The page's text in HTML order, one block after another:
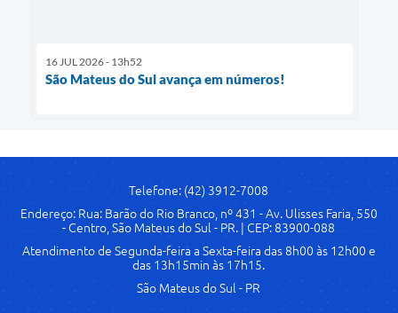
16 JUL 2026 - 13h52
São Mateus do Sul avança em números!
Telefone: (42) 3912-7008
Endereço: Rua: Barão do Rio Branco, nº 431 - Av. Ulisses Faria, 550
- Centro, São Mateus do Sul - PR. | CEP: 83900-088
Atendimento de Segunda-feira a Sexta-feira das 8h00 às 12h00 e
das 13h15min às 17h15.
São Mateus do Sul - PR